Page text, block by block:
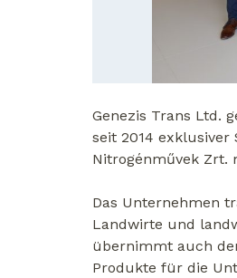
Genezis Trans Ltd.
seit 2014
Nitrogénművek Zrt.
Das Unternehmen
Landwirte und
übernimmt auch
Produkte für die